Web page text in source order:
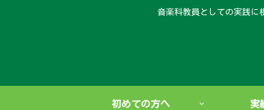
音楽科教員としての実践に
初めての方へ 実